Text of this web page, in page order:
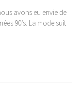
avons eu envie de
90’s. La mode suit